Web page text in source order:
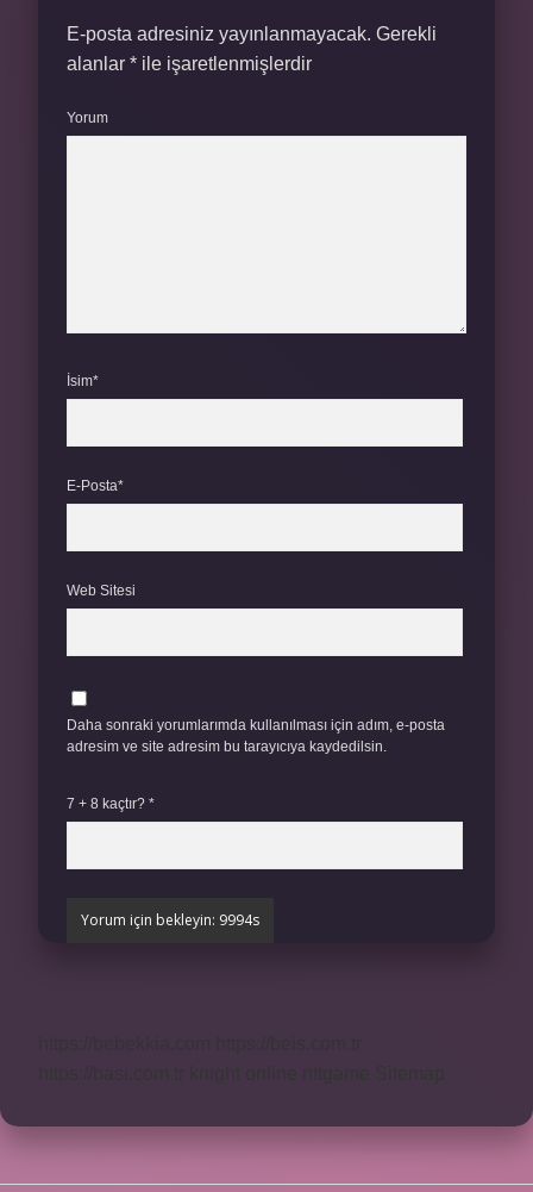
E-posta adresiniz yayınlanmayacak. Gerekli
alanlar * ile işaretlenmişlerdir
Yorum
İsim*
E-Posta*
Web Sitesi
Daha sonraki yorumlarımda kullanılması için adım, e-posta
adresim ve site adresim bu tarayıcıya kaydedilsin.
7 + 8 kaçtır? *